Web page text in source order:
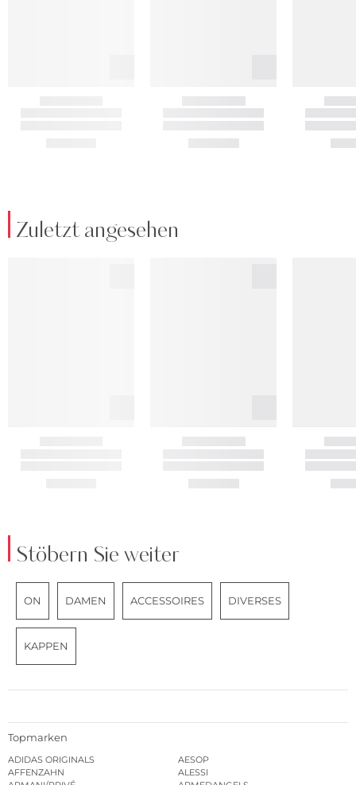
Zuletzt angesehen
Stöbern Sie weiter
ON DAMEN ACCESSOIRES DIVERSES
KAPPEN
Topmarken
ADIDAS ORIGINALS
AESOP
AFFENZAHN
ALESSI